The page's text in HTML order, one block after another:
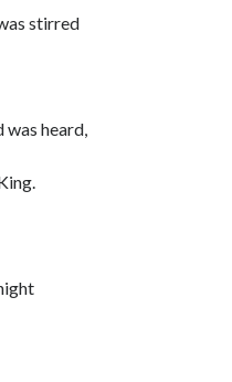
stirred
was heard,